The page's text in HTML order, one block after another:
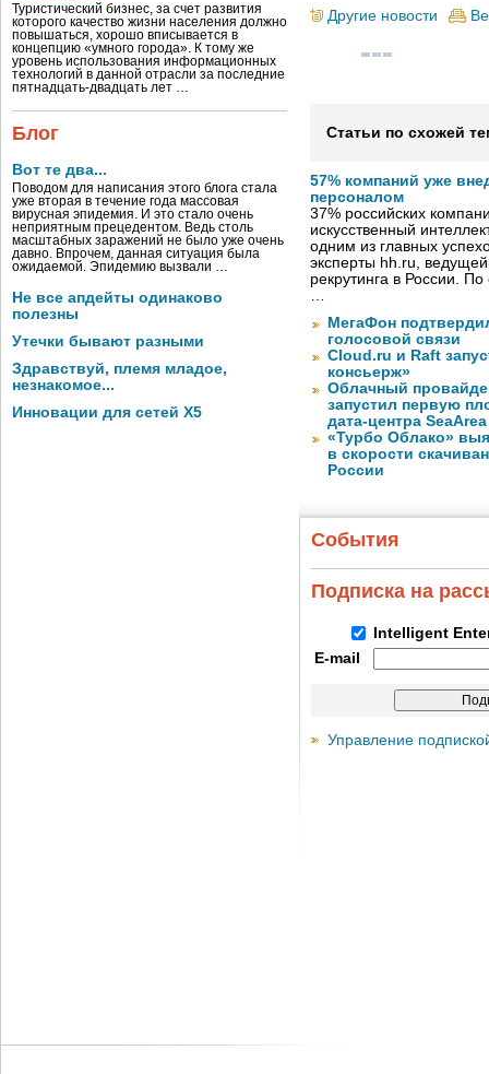
Туристический бизнес, за счет развития
которого качество жизни населения должно
повышаться, хорошо вписывается в
концепцию «умного города». К тому же
уровень использования информационных
технологий в данной отрасли за последние
пятнадцать-двадцать лет …
Блог
Вот те два...
Поводом для написания этого блога стала
уже вторая в течение года массовая
вирусная эпидемия. И это стало очень
неприятным прецедентом. Ведь столь
масштабных заражений не было уже очень
давно. Впрочем, данная ситуация была
ожидаемой. Эпидемию вызвали …
Не все апдейты одинаково
полезны
Утечки бывают разными
Здравствуй, племя младое,
незнакомое...
Инновации для сетей X5
Другие новости
Статьи по схожей
57% компаний уже
персоналом
37% российских
искусственный
одним из главных
эксперты hh.ru,
рекрутинга в России.
…
МегаФон
голосовой связи
Cloud.ru и Raft
консьерж»
Облачный
запустил первую
дата-центра
«Турбо Облако»
в скорости
России
События
Подписка на
Intelligent
E-mail
Управление